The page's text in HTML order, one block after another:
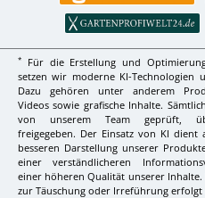
*
Für die Erstellung und
setzen wir moderne KI-Technologien
Dazu gehören unter anderem
Videos sowie grafische Inhalte.
von unserem Team geprüft,
freigegeben. Der Einsatz von KI dient
besseren Darstellung unserer
einer verständlicheren
einer höheren Qualität unserer Inhalte.
zur Täuschung oder Irreführung erfolgt